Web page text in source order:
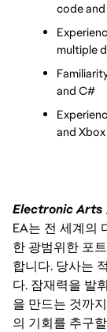
code
multiple
and C#
and Xbox
Electronic Arts
EA는 전 세계의
한 광범위한 포
합니다. 당사는
다. 잠재력을 발
을 만드는 것까
의 기회를 추구